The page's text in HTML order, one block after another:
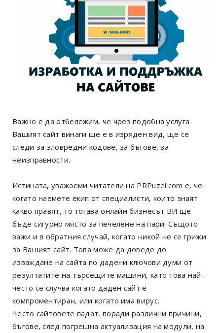
Важно е да отбележим, че чрез подобна услуга
Вашият сайт винаги ще е в изряден вид, ще се
следи за зловредни кодове, за бъгове, за
неизправности.
Истината, уважаеми читатели на PRPuzel.com е, че
когато наемете екип от специалисти, които знаят
какво правят, то тогава онлайн бизнесът ВИ ще
бъде сигурно място за печелене на пари. Същото
важи и в обратния случай, когато никой не се грижи
за Вашият сайт. Това може да доведе до
изваждане на сайта по дадени ключови думи от
резултатите на търсещите машини, като това най-
често се случва когато даден сайт е
компроментиран, или когато има вирус.
Често сайтовете падат, поради различни причини,
бъгове, след погрешна актуализация на модули, на